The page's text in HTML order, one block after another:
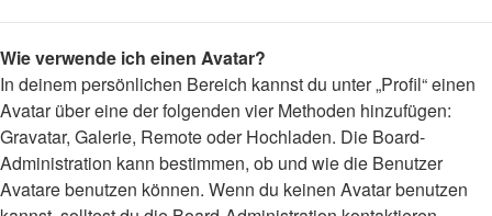
Wie verwende ich einen Avatar?
In deinem persönlichen Bereich kannst du unter „Profil“ einen
Avatar über eine der folgenden vier Methoden hinzufügen:
Gravatar, Galerie, Remote oder Hochladen. Die Board-
Administration kann bestimmen, ob und wie die Benutzer
Avatare benutzen können. Wenn du keinen Avatar benutzen